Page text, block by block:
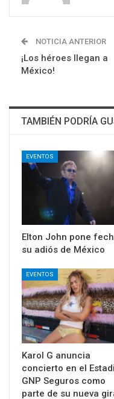
NOTICIA ANTERIOR
¡Los héroes llegan a
México!
TAMBIÉN PODRÍA
EVENTOS
Elton John pone
su adiós de México
EVENTOS
Karol G anuncia
concierto en el
GNP Seguros como
parte de su nueva